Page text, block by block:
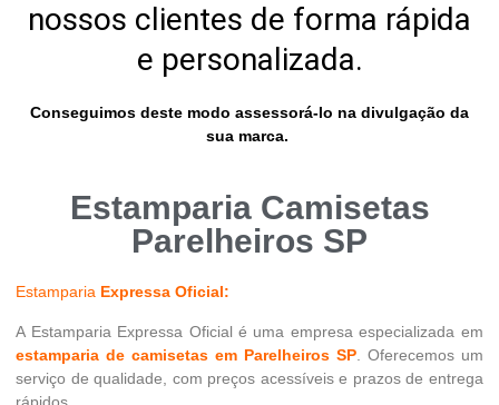
nossos clientes de forma rápida
e personalizada.
Conseguimos deste modo assessorá-lo na divulgação da
sua marca.
Estamparia Camisetas
Parelheiros SP
Estamparia Expressa Oficial:
A Estamparia Expressa Oficial é uma empresa especializada em
estamparia de camisetas em Parelheiros SP. Oferecemos um
serviço de qualidade, com preços acessíveis e prazos de entrega
rápidos.